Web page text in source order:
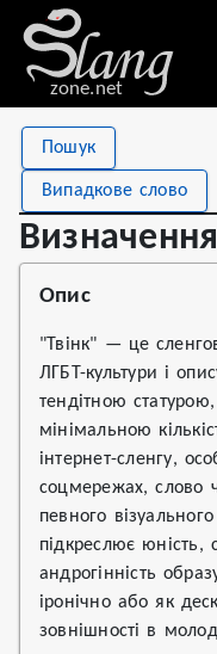
zone.net
Пошук
Випадкове слово
Визначення «твінк»
Stat
Views
Definitions 1
Опис
"Твінк" — це
ЛГБТ-культури і
тендітною
мінімальною
інтернет-сленгу,
соцмережах, слово
певного
підкреслює юність,
андрогінність
іронічно або як
зовнішності в